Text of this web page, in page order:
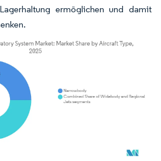
ermöglichen und damit